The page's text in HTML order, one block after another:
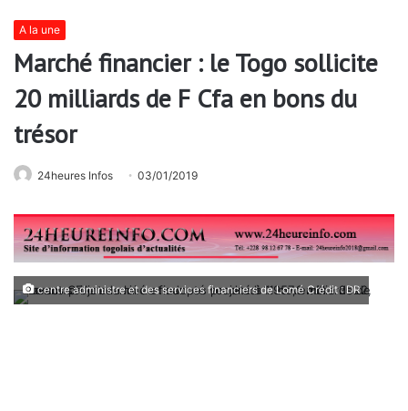
A la une
Marché financier : le Togo sollicite
20 milliards de F Cfa en bons du
trésor
24heures Infos 03/01/2019
centre administre et des services financiers de Lomé Crédit : DR